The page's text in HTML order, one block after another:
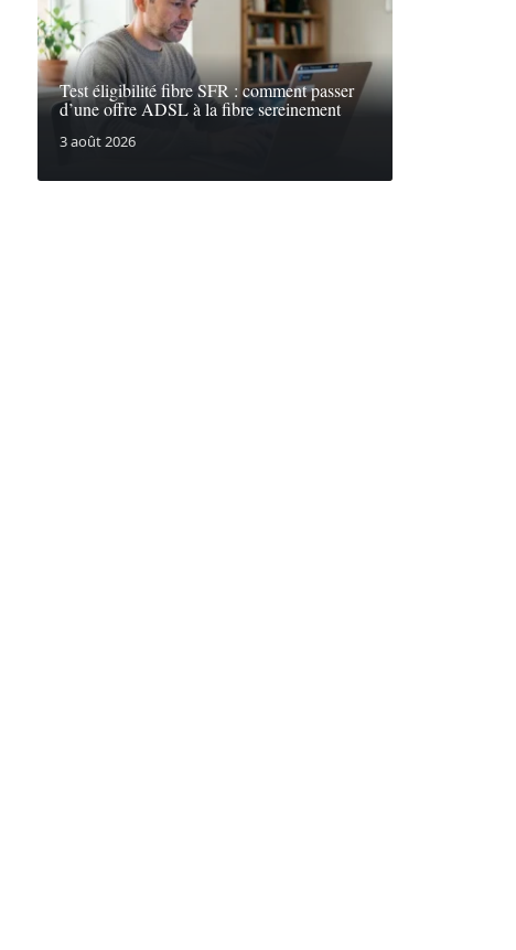
Test éligibilité fibre SFR : comment passer
d’une offre ADSL à la fibre sereinement
3 août 2026